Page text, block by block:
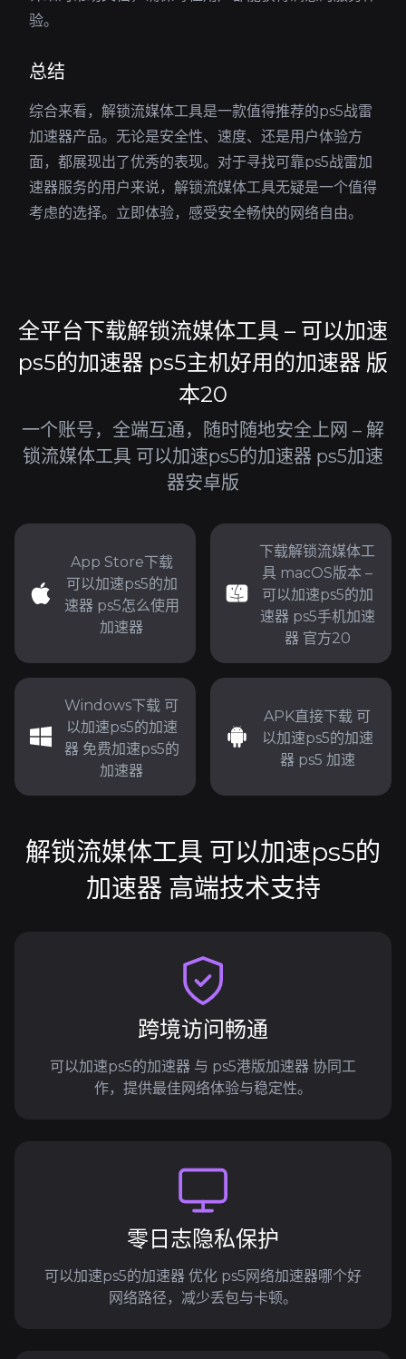
验。
总结
综合来看，解锁流媒体工具是一款值得推荐的ps5战雷
加速器产品。无论是安全性、速度、还是用户体验方
面，都展现出了优秀的表现。对于寻找可靠ps5战雷加
速器服务的用户来说，解锁流媒体工具无疑是一个值得
考虑的选择。立即体验，感受安全畅快的网络自由。
全平台下载解锁流媒体工具 – 可以加速
ps5的加速器 ps5主机好用的加速器 版
本20
一个账号，全端互通，随时随地安全上网 – 解
锁流媒体工具 可以加速ps5的加速器 ps5加速
器安卓版
App Store下载
可以加速ps5的加
速器 ps5怎么使用
加速器
下载解锁流媒体工
具 macOS版本 –
可以加速ps5的加
速器 ps5手机加速
器 官方20
Windows下载 可
以加速ps5的加速
器 免费加速ps5的
加速器
APK直接下载 可
以加速ps5的加速
器 ps5 加速
解锁流媒体工具 可以加速ps5的
加速器 高端技术支持
跨境访问畅通
可以加速ps5的加速器 与 ps5港版加速器 协同工
作，提供最佳网络体验与稳定性。
零日志隐私保护
可以加速ps5的加速器 优化 ps5网络加速器哪个好
网络路径，减少丢包与卡顿。